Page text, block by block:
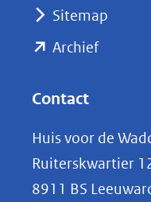
naar
Sitemap
Archief(opent
naar
Contact
Huis voor de
Ruiterskwartier
8911 BS